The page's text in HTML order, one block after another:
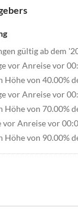
gültig ab dem
vor Anreise vor
von 40.00%
vor Anreise vor
von 70.00%
vor Anreise vor
von 90.00%